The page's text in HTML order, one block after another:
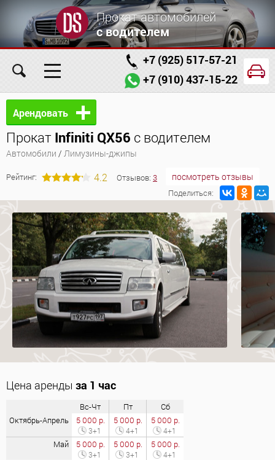
Прокат автомобилей
с водителем
+7 (925) 517-57-21
+7 (910) 437-15-22
Главная Автомобили
Условия аренды Заказ проката онлайн
Арендовать
Прокат Infiniti QX56 с водителем
Автомобили / Лимузины-джипы
Рейтинг: 4.2 Отзывов: 3 посмотреть отзывы
Поделиться:
Цена аренды за 1 час
Вс-Чт Пт
Сб
Октябрь-Апрель
5 000 р.
3+1
5 000 р.
4+1
5 000 р.
4+1
Май 5 000 р.
3+1
5 000 р.
3+1
5 000 р.
4+1